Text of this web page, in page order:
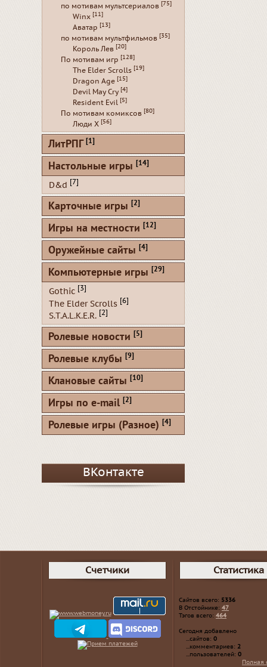
по мотивам мультсериалов [75]
Winx [11]
Аватар [13]
по мотивам мультфильмов [35]
Король Лев [20]
По мотивам игр [128]
The Elder Scrolls [19]
Dragon Age [15]
Devil May Cry [4]
Resident Evil [5]
По мотивам комиксов [80]
Люди Х [56]
ЛитРПГ [1]
Настольные игры [14]
D&d [7]
Карточные игры [2]
Игры на местности [12]
Оружейные сайты [4]
Компьютерные игры [29]
Gothic [3]
The Elder Scrolls [6]
S.T.A.L.K.E.R. [2]
Ролевые новости [5]
Ролевые клубы [9]
Клановые сайты [10]
Игры по e-mail [2]
Ролевые игры (Разное) [4]
ВКонтакте
Счетчики Статистика
Сайтов всего: 5336
В Отстойнике: 47
Тэгов всего: 464
Сегодня добавлено
...сайтов: 0
...комментариев: 2
...пользователей: 0
Полная